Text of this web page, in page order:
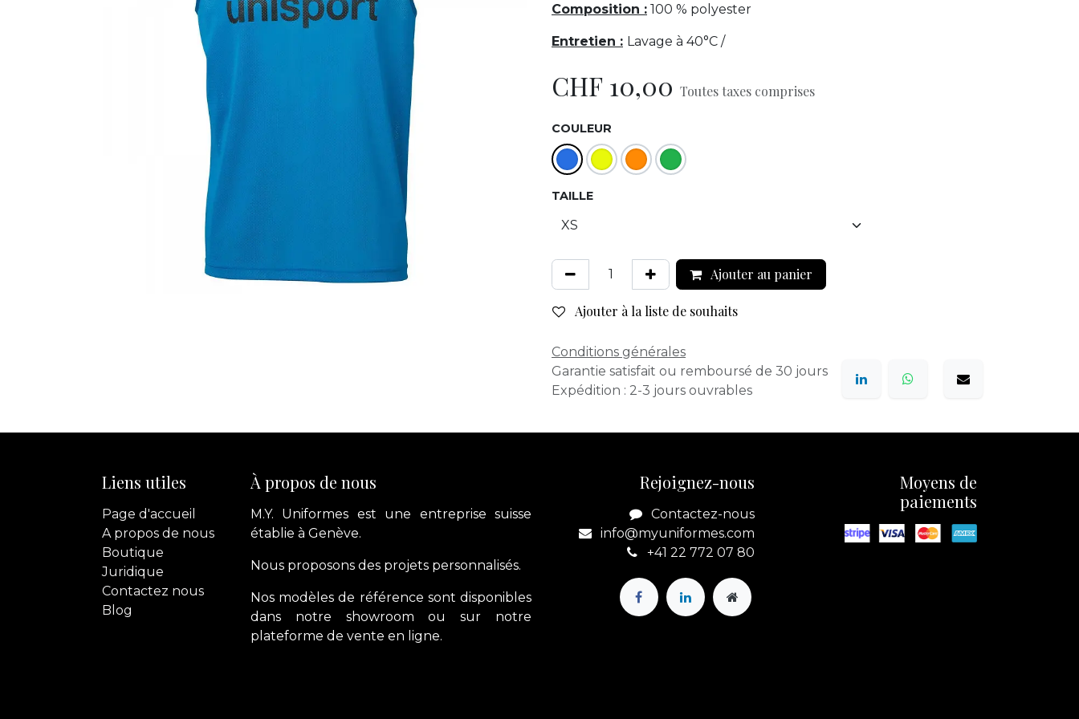
Composition : 100 % polyester
Entretien : Lavage à 40°C /
CHF 10,00 Toutes taxes comprises
COULEUR
TAILLE
Ajouter au panier
Ajouter à la liste de souhaits
Conditions générales
Garantie satisfait ou remboursé de 30 jours
Expédition : 2-3 jours ouvrables
Liens utiles
Page d'accueil
A propos de nous
Boutique
Juridique
Contactez nous
Blog
Rejoignez-nous
Contactez-nous
info@myuniformes.com
+41 22 772 07 80
Moyens de
paiements
À propos de nous
M.Y. Uniformes est une entreprise suisse
établie à Genève.
Nous proposons des projets personnalisés.
Nos modèles de référence sont disponibles
dans notre showroom ou sur notre
plateforme de vente en ligne.